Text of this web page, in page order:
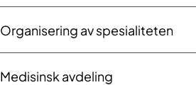
Organisering av spesialiteten
Medisinsk avdeling